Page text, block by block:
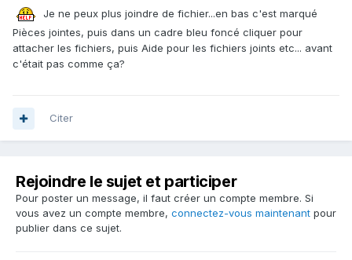
Je ne peux plus joindre de fichier...en bas c'est marqué
Pièces jointes, puis dans un cadre bleu foncé cliquer pour
attacher les fichiers, puis Aide pour les fichiers joints etc... avant
c'était pas comme ça?
Citer
Rejoindre le sujet et participer
Pour poster un message, il faut créer un compte membre. Si
vous avez un compte membre, connectez-vous maintenant pour
publier dans ce sujet.